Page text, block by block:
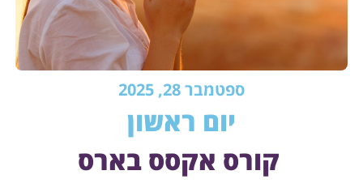
ספטמבר 28, 2025
יום ראשון
קורס אקסס בארס